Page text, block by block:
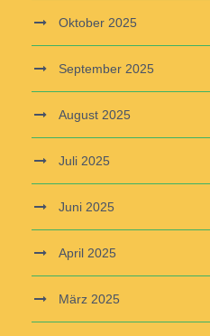
Oktober 2025
September 2025
August 2025
Juli 2025
Juni 2025
April 2025
März 2025